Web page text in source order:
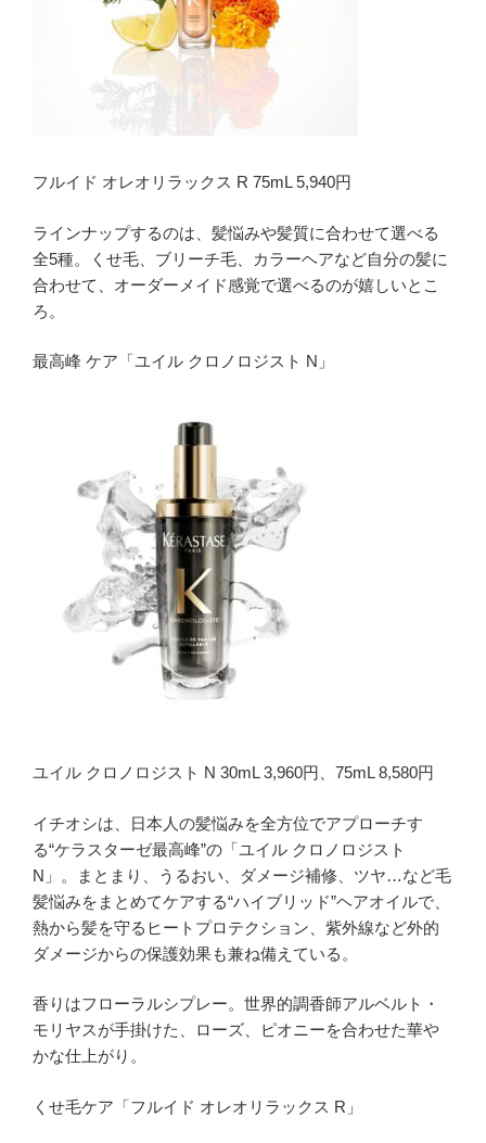
フルイド オレオリラックス R 75mL 5,940円
ラインナップするのは、髪悩みや髪質に合わせて選べる
全5種。くせ毛、ブリーチ毛、カラーヘアなど自分の髪に
合わせて、オーダーメイド感覚で選べるのが嬉しいとこ
ろ。
最高峰 ケア「ユイル クロノロジスト N」
ユイル クロノロジスト N 30mL 3,960円、75mL 8,580円
イチオシは、日本人の髪悩みを全方位でアプローチす
る“ケラスターゼ最高峰”の「ユイル クロノロジスト
N」。まとまり、うるおい、ダメージ補修、ツヤ…など毛
髪悩みをまとめてケアする“ハイブリッド”ヘアオイルで、
熱から髪を守るヒートプロテクション、紫外線など外的
ダメージからの保護効果も兼ね備えている。
香りはフローラルシプレー。世界的調香師アルベルト・
モリヤスが手掛けた、ローズ、ピオニーを合わせた華や
かな仕上がり。
くせ毛ケア「フルイド オレオリラックス R」